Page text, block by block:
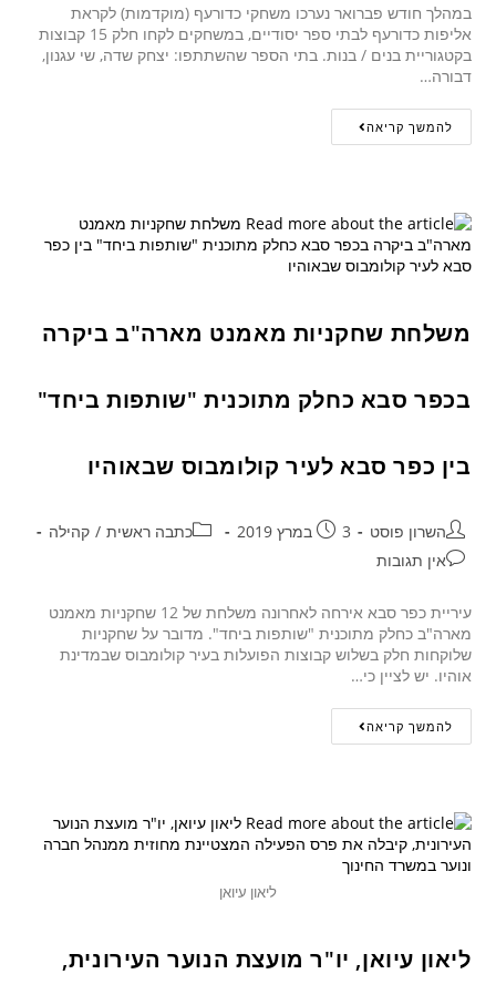
במהלך חודש פברואר נערכו משחקי כדורעף (מוקדמות) לקראת
אליפות כדורעף לבתי ספר יסודיים, במשחקים לקחו חלק 15 קבוצות
בקטגוריית בנים / בנות. בתי הספר שהשתתפו: יצחק שדה, שי עגנון,
דבורה…
להמשך קריאה
משלחת שחקניות מאמנט מארה"ב ביקרה
בכפר סבא כחלק מתוכנית "שותפות ביחד"
בין כפר סבא לעיר קולומבוס שבאוהיו
השרון פוסט 3 במרץ 2019 כתבה ראשית / קהילה
אין תגובות
עיריית כפר סבא אירחה לאחרונה משלחת של 12 שחקניות מאמנט
מארה"ב כחלק מתוכנית "שותפות ביחד". מדובר על שחקניות
שלוקחות חלק בשלוש קבוצות הפועלות בעיר קולומבוס שבמדינת
אוהיו. יש לציין כי…
להמשך קריאה
ליאון עיואן
ליאון עיואן, יו"ר מועצת הנוער העירונית,